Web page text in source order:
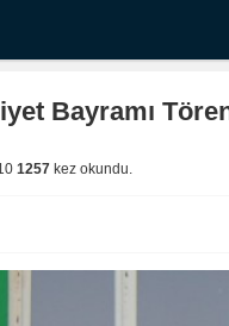
Bayramı
1257 kez okundu.